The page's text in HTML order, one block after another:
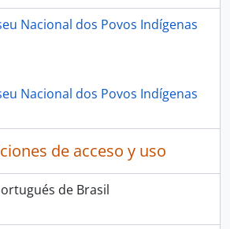
Nacional dos Povos Indígenas
Nacional dos Povos Indígenas
de acceso y uso
de Brasil